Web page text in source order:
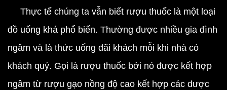
Thực tế chúng ta vẫn biết rượu thuốc là một loại
đồ uống khá phổ biến. Thường được nhiều gia đình
ngâm và là thức uống đãi khách mỗi khi nhà có
khách quý. Gọi là rượu thuốc bởi nó được kết hợp
ngâm từ rượu gạo nồng độ cao kết hợp các dược